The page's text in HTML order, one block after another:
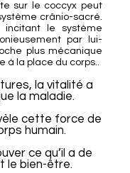
sur le coccyx peut
crânio-sacré.
incitant le système
par lui-
plus mécanique
à la place du corps..
la vitalité a
la maladie.
cette force de
humain.
ce qu’il a de
le bien-être.